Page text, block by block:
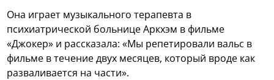
Она играет музыкального терапевта в
психиатрической больнице Аркхэм в фильме
«Джокер» и рассказала: «Мы репетировали вальс в
фильме в течение двух месяцев, который вроде как
разваливается на части».